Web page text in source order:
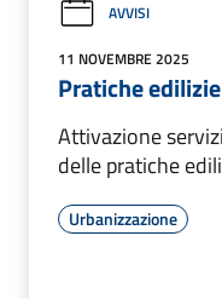
AVVISI
11 NOVEMBRE 2025
Pratiche
Attivazione
delle pratiche
Urbanizzazione